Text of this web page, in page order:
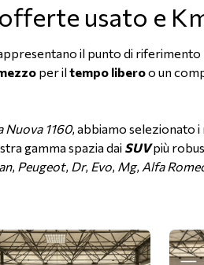
usato e
il punto di riferimento
per iltempo liberoo un
Nuova 1160, abbiamo selezionato
gamma spazia dai SUVpiù
, Peugeot, Dr, Evo, Mg, Alfa